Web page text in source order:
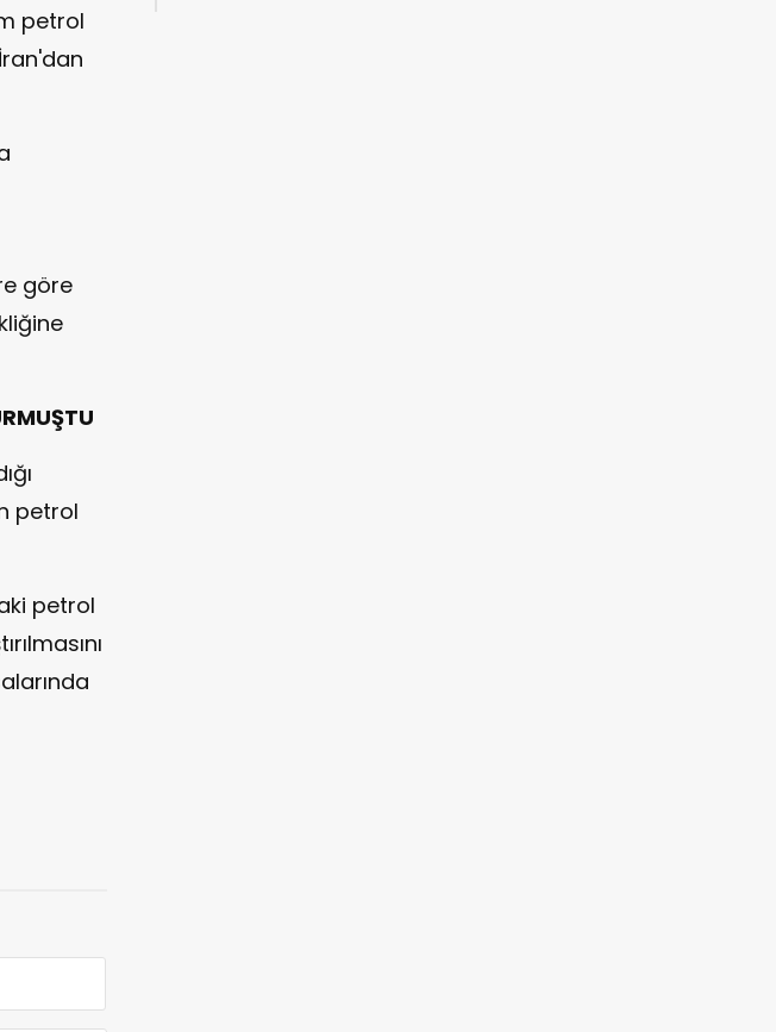
petrol
göre
petrol
petrol